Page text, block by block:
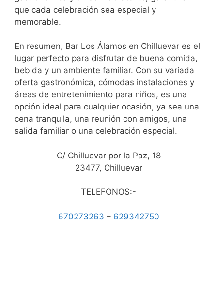
que cada celebración sea especial y
memorable.
En resumen, Bar Los Álamos en Chilluevar es el
lugar perfecto para disfrutar de buena comida,
bebida y un ambiente familiar. Con su variada
oferta gastronómica, cómodas instalaciones y
áreas de entretenimiento para niños, es una
opción ideal para cualquier ocasión, ya sea una
cena tranquila, una reunión con amigos, una
salida familiar o una celebración especial.
C/ Chilluevar por la Paz, 18
23477, Chilluevar
TELEFONOS:-
670273263 – 629342750